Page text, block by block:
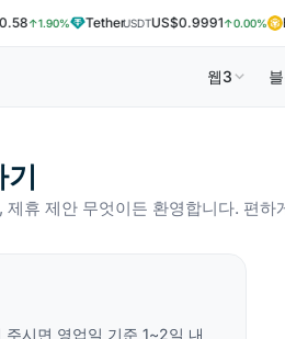
↑1.90% TetherUSDTUS$0.9991↑0.00%
웹3
기
제휴 제안 무엇이든 환영합니다. 편하
주시면 영업일 기준 1~2일 내